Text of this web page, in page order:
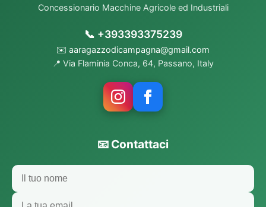
Concessionario Macchine Agricole ed Industriali
📞 +393393375239
✉️ aaragazzodicampagna@gmail.com
📍 Via Flaminia Conca, 64, Passano, Italy
📧 Contattaci